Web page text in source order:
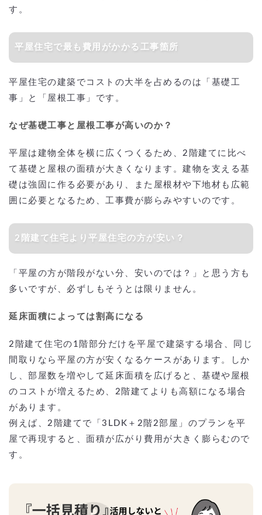
す。
平屋住宅で最も費用がかかる工事箇所
平屋住宅の建築でコストの大半を占めるのは「基礎工
事」と「屋根工事」です。
なぜ基礎工事と屋根工事が高いのか？
平屋は建物全体を横に広くつくるため、2階建てに比べ
て基礎と屋根の面積が大きくなります。建物を支える基
礎は強固に作る必要があり、また屋根材や下地材も広範
囲に必要となるため、工事費が膨らみやすいのです。
2階建て住宅より平屋住宅の方が安い？
「平屋の方が階段がない分、安いのでは？」と思う方も
多いですが、必ずしもそうとは限りません。
延床面積によっては割高になる
2階建て住宅の1階部分だけを平屋で建築する場合、同じ
間取りなら平屋の方が安くなるケースがあります。しか
し、部屋数を増やして延床面積を広げると、基礎や屋根
のコストが増えるため、2階建てよりも高額になる場合
があります。
例えば、2階建てで「3LDK＋2階2部屋」のプランを平
屋で再現すると、面積が広がり費用が大きく膨らむので
す。